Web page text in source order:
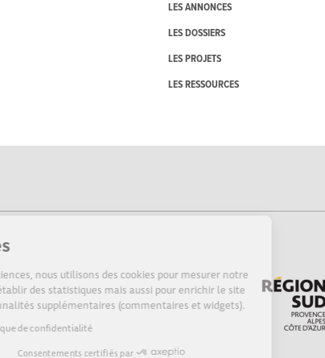
Sur Echosciences, nous utilisons des cookies pour mesurer notre
audience, établir des statistiques mais aussi pour enrichir le site
de fonctionnalités supplémentaires (commentaires et widgets).
Lire la politique de confidentialité
Consentements certifiés par
LES ANNONCES
LES DOSSIERS
LES PROJETS
LES RESSOURCES